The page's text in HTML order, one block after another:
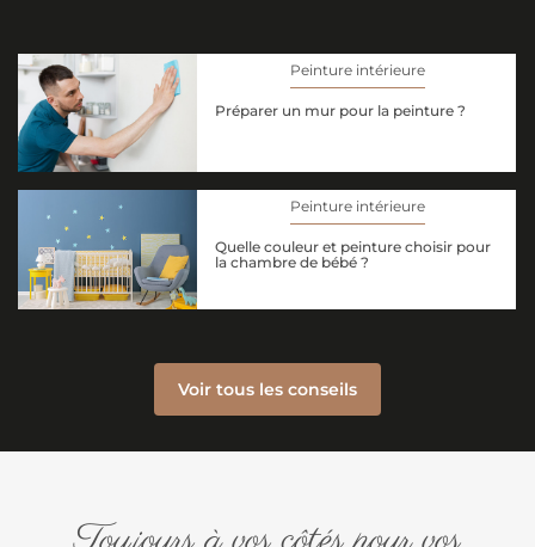
Peinture intérieure
Préparer un mur pour la peinture ?
Peinture intérieure
Quelle couleur et peinture choisir pour
la chambre de bébé ?
Voir tous les conseils